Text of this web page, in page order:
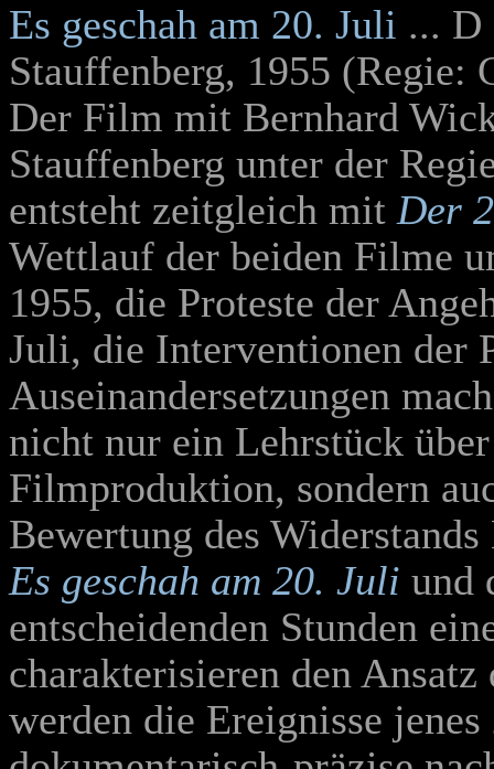
Es geschah am 20. Juli ...
Stauffenberg, 1955 (Regie:
Der Film mit Bernhard
Stauffenberg unter der
entsteht zeitgleich mit Der
Wettlauf der beiden Filme
1955, die Proteste der
Juli, die Interventionen der
Auseinandersetzungen
nicht nur ein Lehrstück
Filmproduktion, sondern
Bewertung des
Es geschah am 20. Juli und
entscheidenden Stunden
charakterisieren den
werden die Ereignisse